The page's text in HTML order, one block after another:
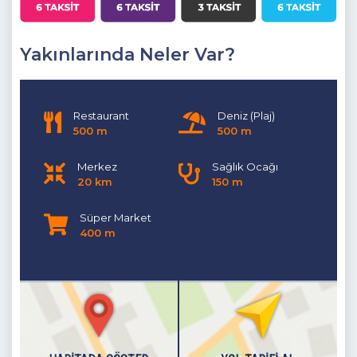
yemek masası, ortak kullanım banyo ,Havuz kenarına
1. Yatak Odası
: Suit Aile Yatak Odası, Bahçe ve havuz
Detayları
: Çift kişilik yatak, Elbise dolabı, Komidin, Makyaj
2. Yatak Odası: Suit Aile Yatak Odası(Zemin Katta , -1)
3. Yatak Odası :Suit Aile Yatak Odası,Deniz Manzaralı (
: Çift kişilik yatak, Elbise dolabı, Komidin, Makyaj
Yakınlarında Neler Var?
Restaurant
500 m
Deniz (Plaj)
500 m
Merkez
20 km
Sağlık Ocağı
150 m
Süper Market
400 m